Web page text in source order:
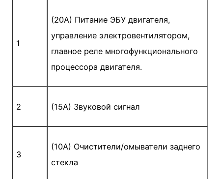
1
(20A) Питание ЭБУ двигателя,
управление электровентилятором,
главное реле многофункционального
процессора двигателя.
2 (15A) Звуковой сигнал
3
(10A) Очистители/омыватели заднего
стекла